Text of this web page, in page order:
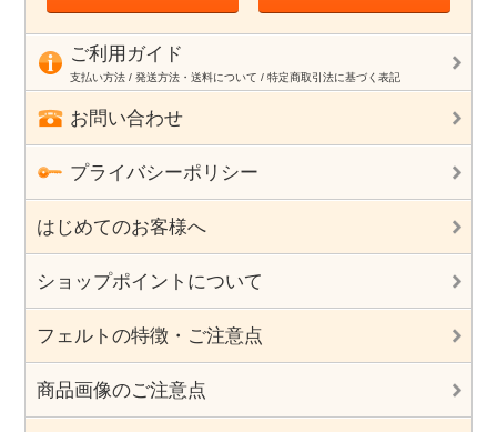
ご利用ガイド
支払い方法 / 発送方法・送料について / 特定商取引法に基づく表記
お問い合わせ
プライバシーポリシー
はじめてのお客様へ
ショップポイントについて
フェルトの特徴・ご注意点
商品画像のご注意点